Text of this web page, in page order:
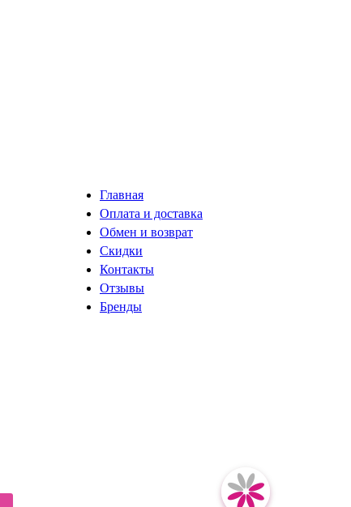
Главная
Оплата и доставка
Обмен и возврат
Скидки
Контакты
Отзывы
Бренды